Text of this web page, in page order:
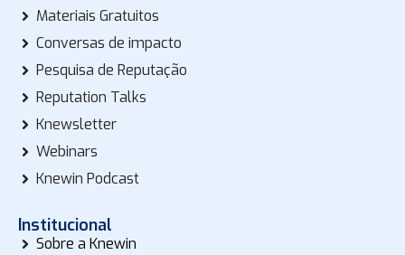
Materiais Gratuitos
Conversas de impacto
Pesquisa de Reputação
Reputation Talks
Knewsletter
Webinars
Knewin Podcast
Institucional
Sobre a Knewin